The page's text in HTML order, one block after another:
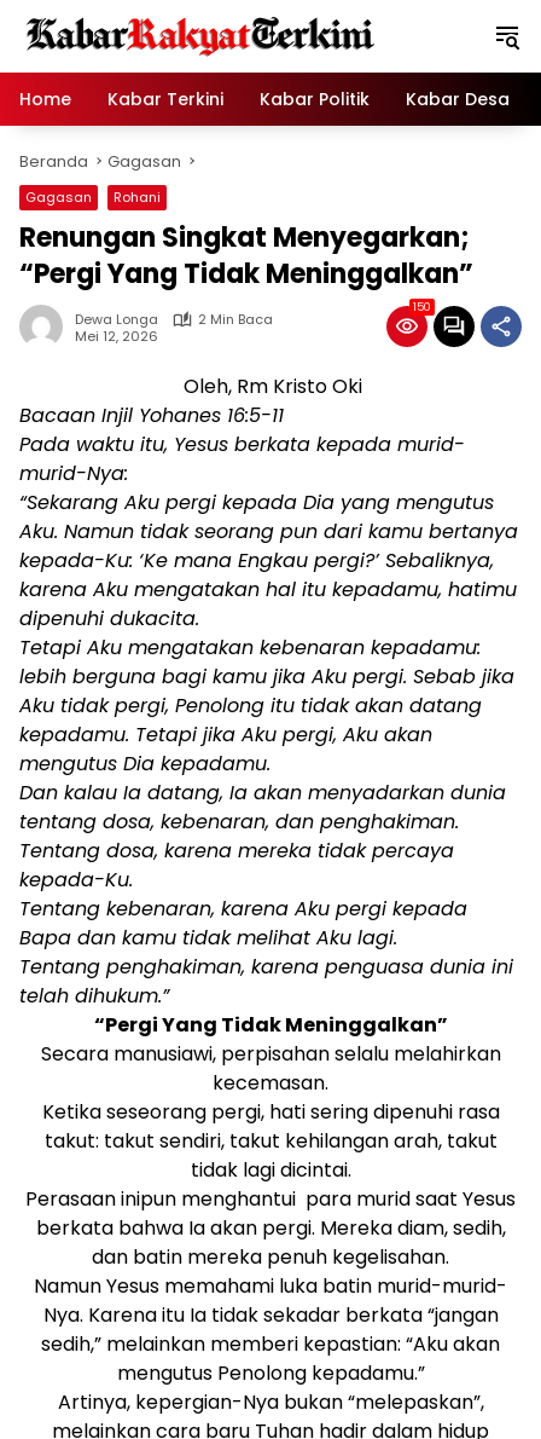
Home
Kabar Terkini Kabar Politik Kabar Desa
Beranda Gagasan
Gagasan Rohani
Renungan Singkat Menyegarkan;
“Pergi Yang Tidak Meninggalkan”
Dewa Longa
2 Min Baca
Mei 12, 2026
150
Oleh, Rm Kristo Oki
Bacaan Injil Yohanes 16:5-11
Pada waktu itu, Yesus berkata kepada murid-
murid-Nya:
“Sekarang Aku pergi kepada Dia yang mengutus
Aku. Namun tidak seorang pun dari kamu bertanya
kepada-Ku: ‘Ke mana Engkau pergi?’ Sebaliknya,
karena Aku mengatakan hal itu kepadamu, hatimu
dipenuhi dukacita.
Tetapi Aku mengatakan kebenaran kepadamu:
lebih berguna bagi kamu jika Aku pergi. Sebab jika
Aku tidak pergi, Penolong itu tidak akan datang
kepadamu. Tetapi jika Aku pergi, Aku akan
mengutus Dia kepadamu.
Dan kalau Ia datang, Ia akan menyadarkan dunia
tentang dosa, kebenaran, dan penghakiman.
Tentang dosa, karena mereka tidak percaya
kepada-Ku.
Tentang kebenaran, karena Aku pergi kepada
Bapa dan kamu tidak melihat Aku lagi.
Tentang penghakiman, karena penguasa dunia ini
telah dihukum.”
“Pergi Yang Tidak Meninggalkan”
Secara manusiawi, perpisahan selalu melahirkan
kecemasan.
Ketika seseorang pergi, hati sering dipenuhi rasa
takut: takut sendiri, takut kehilangan arah, takut
tidak lagi dicintai.
Perasaan inipun menghantui para murid saat Yesus
berkata bahwa Ia akan pergi. Mereka diam, sedih,
dan batin mereka penuh kegelisahan.
Namun Yesus memahami luka batin murid-murid-
Nya. Karena itu Ia tidak sekadar berkata “jangan
sedih,” melainkan memberi kepastian: “Aku akan
mengutus Penolong kepadamu.”
Artinya, kepergian-Nya bukan “melepaskan”,
melainkan cara baru Tuhan hadir dalam hidup